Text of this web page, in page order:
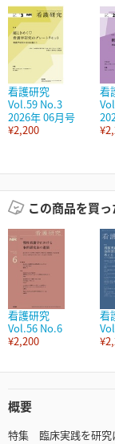
看護研究
Vol.59 No.3
2026年 06月号
¥2,200
看
この商品を買っ
看護研究
Vol.56 No.6
¥2,200
看
概要
特集 臨床実践を研究